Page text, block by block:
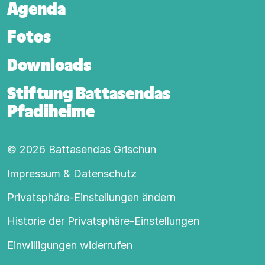
Agenda
Fotos
Downloads
Stiftung Battasendas
Pfadiheime
© 2026 Battasendas Grischun
Footer-Hauptnavigation
Impressum & Datenschutz
Privatsphäre-Einstellungen ändern
Historie der Privatsphäre-Einstellungen
Einwilligungen widerrufen